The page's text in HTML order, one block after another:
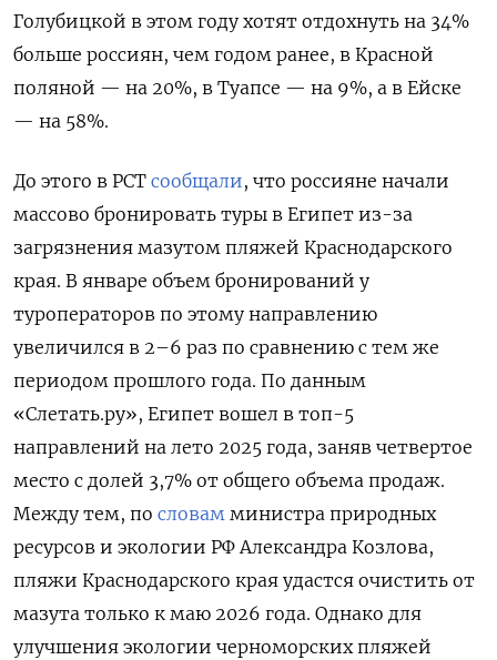
Голубицкой в этом году хотят отдохнуть на 34%
больше россиян, чем годом ранее, в Красной
поляной — на 20%, в Туапсе — на 9%, а в Ейске
— на 58%.
До этого в РСТ сообщали, что россияне начали
массово бронировать туры в Египет из-за
загрязнения мазутом пляжей Краснодарского
края. В январе объем бронирований у
туроператоров по этому направлению
увеличился в 2–6 раз по сравнению с тем же
периодом прошлого года. По данным
«Слетать.ру», Египет вошел в топ-5
направлений на лето 2025 года, заняв четвертое
место с долей 3,7% от общего объема продаж.
Между тем, по словам министра природных
ресурсов и экологии РФ Александра Козлова,
пляжи Краснодарского края удастся очистить от
мазута только к маю 2026 года. Однако для
улучшения экологии черноморских пляжей